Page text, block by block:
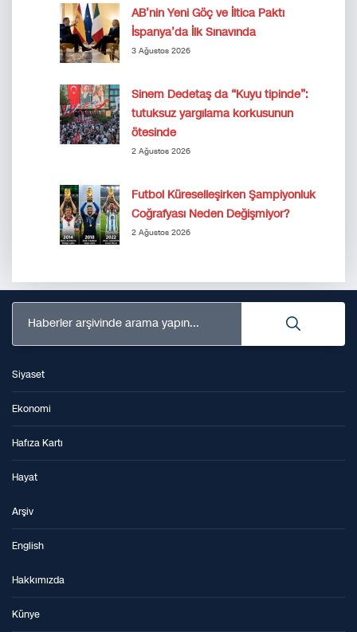
AB’nin Yeni Göç ve İltica Paktı
İspanya’da İlk Sınavında
3 Ağustos 2026
Sinem Dedetaş da “Kuyu tipinde”:
tutuksuz yargılama korkusunun
ötesinde
2 Ağustos 2026
Futbol Küreselleşirken Şampiyonluk
Coğrafyası Neden Değişmiyor?
2 Ağustos 2026
Haberler arşivinde arama yapın...
Siyaset
Ekonomi
Hafıza Kartı
Hayat
Arşiv
English
Hakkımızda
Künye